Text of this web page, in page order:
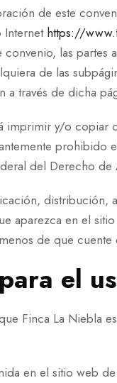
de este
Internet https://
las partes
de las
a través de dicha
imprimir y/o copiar
prohibido
del Derecho de
distribución,
aparezca en el
de que
el
Finca La Niebla
en el sitio web